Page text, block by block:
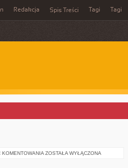
Redakcja Spis Treści Tagi Tagi
KOMENTOWANIA WODOSPADY
ZOSTAŁA WYŁĄCZONA